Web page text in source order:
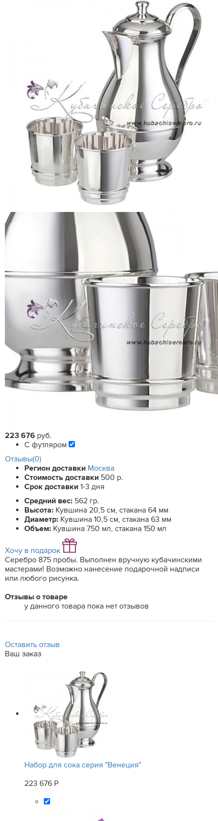
223 676 руб.
С футляром
Отзывы(0)
Регион доставки Москва
Стоимость доставки 500 р.
Срок доставки 1-3 дня
Средний вес: 562 гр.
Высота: Кувшина 20,5 см, стакана 64 мм
Диаметр: Кувшина 10,5 см, стакана 63 мм
Объем: Кувшина 750 мл, стакана 150 мл
Хочу в подарок
Серебро 875 пробы. Выполнен вручную кубачинскими
мастерами! Возможно нанесение подарочной надписи
или любого рисунка.
Отзывы о товаре
у данного товара пока нет отзывов
Оставить отзыв
Ваш заказ
Набор для сока серия "Венеция"
223 676 Р